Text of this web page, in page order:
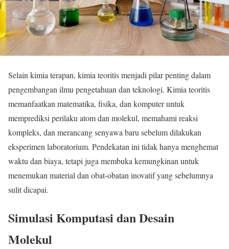
Selain kimia terapan, kimia teoritis menjadi pilar penting dalam
pengembangan ilmu pengetahuan dan teknologi. Kimia teoritis
memanfaatkan matematika, fisika, dan komputer untuk
memprediksi perilaku atom dan molekul, memahami reaksi
kompleks, dan merancang senyawa baru sebelum dilakukan
eksperimen laboratorium. Pendekatan ini tidak hanya menghemat
waktu dan biaya, tetapi juga membuka kemungkinan untuk
menemukan material dan obat-obatan inovatif yang sebelumnya
sulit dicapai.
Simulasi Komputasi dan Desain
Molekul